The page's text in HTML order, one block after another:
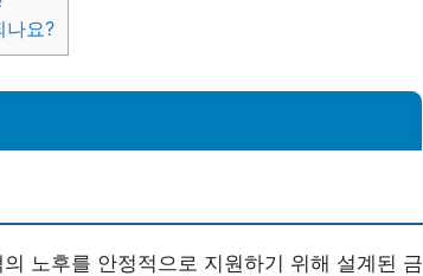
나요?
노후를 안정적으로 지원하기 위해 설계된 금